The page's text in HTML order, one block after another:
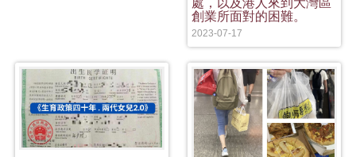
創業所面對的困難。
2023-07-17